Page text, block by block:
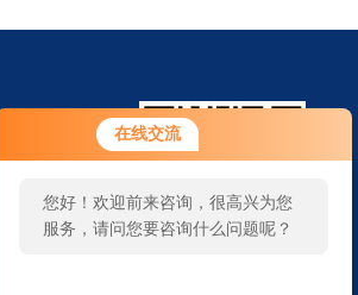
在线交流
您好！欢迎前来咨询，很高兴为您
服务，请问您要咨询什么问题呢？